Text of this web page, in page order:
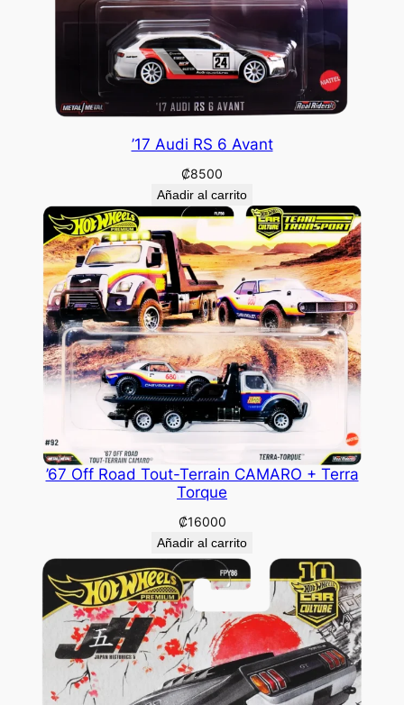
’17 Audi RS 6 Avant
₡8500
Añadir al carrito
’67 Off Road Tout-Terrain CAMARO + Terra
Torque
₡16000
Añadir al carrito